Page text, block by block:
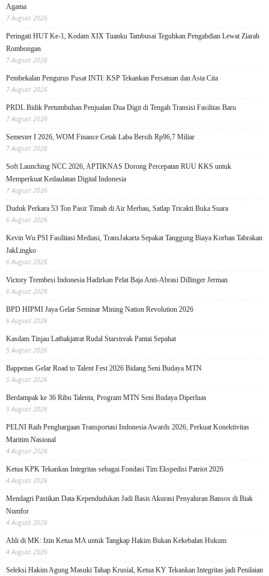
Agama
7 August 2026
Peringati HUT Ke-1, Kodam XIX Tuanku Tambusai Teguhkan Pengabdian Lewat Ziarah
Rombongan
7 August 2026
Pembekalan Pengurus Pusat INTI: KSP Tekankan Persatuan dan Asta Cita
7 August 2026
PRDL Bidik Pertumbuhan Penjualan Dua Digit di Tengah Transisi Fasilitas Baru
7 August 2026
Semester I 2026, WOM Finance Cetak Laba Bersih Rp96,7 Miliar
7 August 2026
Soft Launching NCC 2026, APTIKNAS Dorong Percepatan RUU KKS untuk
Memperkuat Kedaulatan Digital Indonesia
7 August 2026
Duduk Perkara 53 Ton Pasir Timah di Air Merbau, Satlap Tricakti Buka Suara
6 August 2026
Kevin Wu PSI Fasilitasi Mediasi, TransJakarta Sepakat Tanggung Biaya Korban Tabrakan
JakLingko
6 August 2026
Victory Trembesi Indonesia Hadirkan Pelat Baja Anti-Abrasi Dillinger Jerman
6 August 2026
BPD HIPMI Jaya Gelar Seminar Mining Nation Revolution 2026
6 August 2026
Kasdam Tinjau Latbakjatrat Rudal Starstreak Pantai Sepahat
5 August 2026
Bappenas Gelar Road to Talent Fest 2026 Bidang Seni Budaya MTN
5 August 2026
Berdampak ke 36 Ribu Talenta, Program MTN Seni Budaya Diperluas
5 August 2026
PELNI Raih Penghargaan Transportasi Indonesia Awards 2026, Perkuat Konektivitas
Maritim Nasional
4 August 2026
Ketua KPK Tekankan Integritas sebagai Fondasi Tim Ekspedisi Patriot 2026
4 August 2026
Mendagri Pastikan Data Kependudukan Jadi Basis Akurasi Penyaluran Bansos di Biak
Numfor
4 August 2026
Ahli di MK: Izin Ketua MA untuk Tangkap Hakim Bukan Kekebalan Hukum
4 August 2026
Seleksi Hakim Agung Masuki Tahap Krusial, Ketua KY Tekankan Integritas jadi Penilaian